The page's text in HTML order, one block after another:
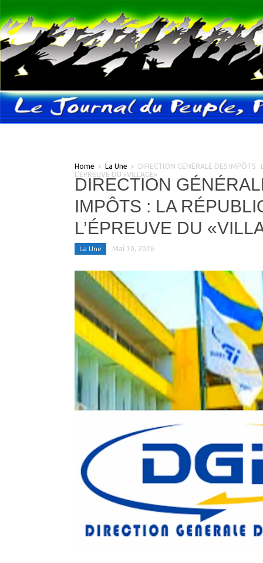
Home La Une
DIRECTION GÉNÉRALE DES IMPÔTS :
L’ÉPREUVE DU «VILLAGE»
DIRECTION
IMPÔTS : LA
L’ÉPREUVE DU
La Une Mai 30, 2026